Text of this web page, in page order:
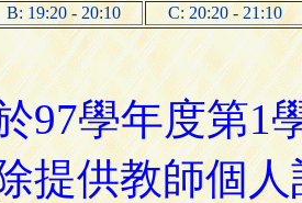
B: 19:20 - 20:10 C: 20:20 - 21:10
97學年度第1
提供教師個